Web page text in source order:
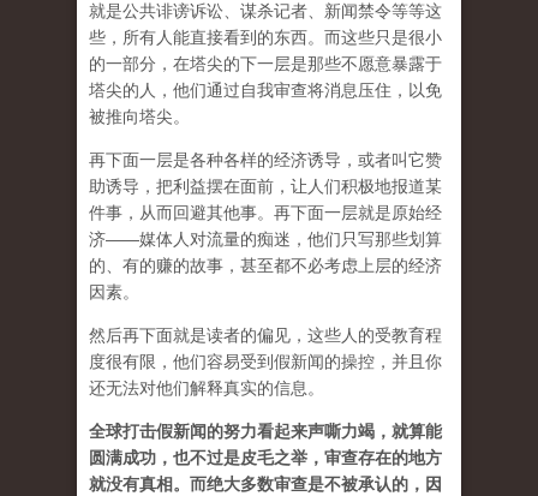
就是公共诽谤诉讼、谋杀记者、新闻禁令等等这
些，所有人能直接看到的东西。而这些只是很小
的一部分，在塔尖的下一层是那些不愿意暴露于
塔尖的人，他们通过自我审查将消息压住，以免
被推向塔尖。
再下面一层是各种各样的经济诱导，或者叫它赞
助诱导，把利益摆在面前，让人们积极地报道某
件事，从而回避其他事。再下面一层就是原始经
济——媒体人对流量的痴迷，他们只写那些划算
的、有的赚的故事，甚至都不必考虑上层的经济
因素。
然后再下面就是读者的偏见，这些人的受教育程
度很有限，他们容易受到假新闻的操控，并且你
还无法对他们解释真实的信息。
全球打击假新闻的努力看起来声嘶力竭，就算能
圆满成功，也不过是皮毛之举，审查存在的地方
就没有真相。而绝大多数审查是不被承认的，因